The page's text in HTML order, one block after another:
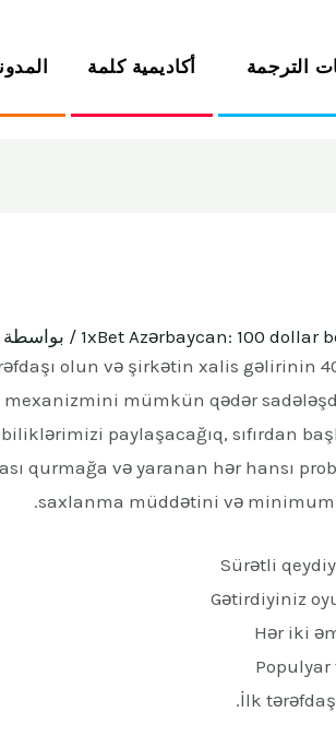
الترجمة أكاديمية كلمة
1xBet Azərbaycan: 100 dollar / بواسطة
olun və şirkətin xalis gəlirinin
mexanizmini mümkün qədər
paylaşacağıq, sıfırdan
qurmağa və yaranan hər hansı
saxlanma müddətini və minimum
Sürətli
Gətirdiyiniz
Hər iki
İlk